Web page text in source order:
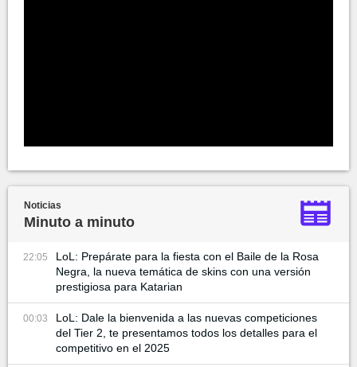
Noticias
Minuto a minuto
22:05
LoL: Prepárate para la fiesta con el Baile de la Rosa
Negra, la nueva temática de skins con una versión
prestigiosa para Katarian
00:03
LoL: Dale la bienvenida a las nuevas competiciones
del Tier 2, te presentamos todos los detalles para el
competitivo en el 2025